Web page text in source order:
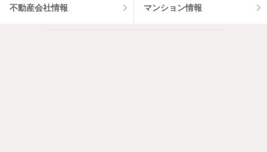
不動産会社情報 マンション情報